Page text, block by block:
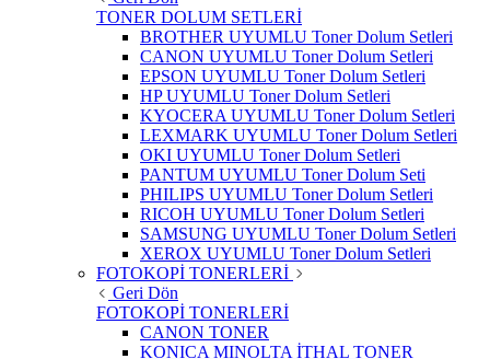
TONER DOLUM SETLERİ
BROTHER UYUMLU Toner Dolum Setleri
CANON UYUMLU Toner Dolum Setleri
EPSON UYUMLU Toner Dolum Setleri
HP UYUMLU Toner Dolum Setleri
KYOCERA UYUMLU Toner Dolum Setleri
LEXMARK UYUMLU Toner Dolum Setleri
OKI UYUMLU Toner Dolum Setleri
PANTUM UYUMLU Toner Dolum Seti
PHILIPS UYUMLU Toner Dolum Setleri
RICOH UYUMLU Toner Dolum Setleri
SAMSUNG UYUMLU Toner Dolum Setleri
XEROX UYUMLU Toner Dolum Setleri
FOTOKOPİ TONERLERİ
Geri Dön
FOTOKOPİ TONERLERİ
CANON TONER
KONICA MINOLTA İTHAL TONER